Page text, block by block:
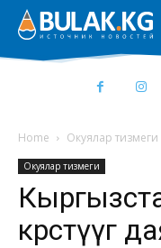
Home Окуялар тизмеги
Окуялар тизмеги
көрсөтүүгө